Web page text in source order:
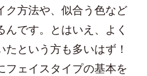
ク方法や、似合う色など
です。とはいえ、よく
という方も多いはず！
フェイスタイプの基本を